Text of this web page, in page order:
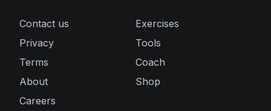
Contact us
Privacy
Terms
About
Careers
Exercises
Tools
Coach
Shop